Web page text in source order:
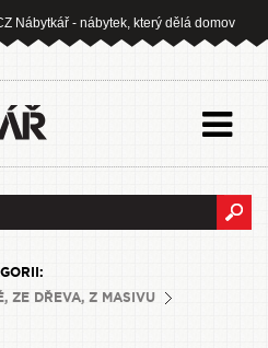
Nábytkář - nábytek, který dělá domov
ZE DŘEVA, Z MASIVU